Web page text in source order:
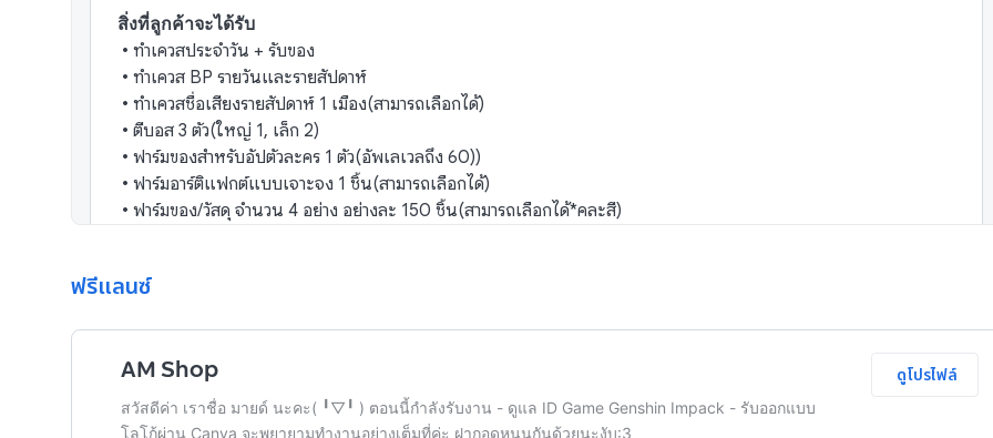
สิ่งที่ลูกค้าจะได้รับ
• ทำเควสประจำวัน + รับของ
• ทำเควส BP รายวันและรายสัปดาห์
• ทำเควสชื่อเสียงรายสัปดาห์ 1 เมือง(สามารถเลือกได้)
• ตีบอส 3 ตัว(ใหญ่ 1, เล็ก 2)
• ฟาร์มของสำหรับอัปตัวละคร 1 ตัว(อัพเลเวลถึง 60))
• ฟาร์มอาร์ติแฟกต์แบบเจาะจง 1 ชิ้น(สามารถเลือกได้)
• ฟาร์มของ/วัสดุ จำนวน 4 อย่าง อย่างละ 150 ชิ้น(สามารถเลือกได้*คละสี)
สนใจจ้างในนามบริษัท ทักแชทฟรีแลนซ์
ฟรีแลนซ์
AM Shop
สวัสดีค่า เราชื่อ มายด์ นะคะ(⁠ ⁠╹⁠▽⁠╹⁠ ) ตอนนี้กำลังรับงาน - ดูแล ID Game Genshin Impack - รับออกแบบ
โลโก้ผ่าน Canva จะพยายามทำงานอย่างเต็มที่ค่ะ ฝากอุดหนุนกันด้วยนะงับ:3
ดูโปรไฟล์